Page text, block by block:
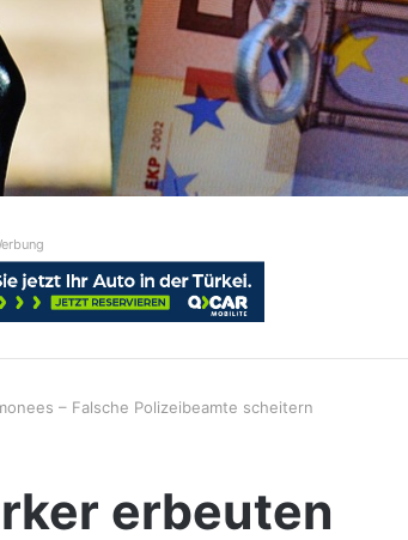
– Falsche Polizeibeamte scheitern
erbeuten